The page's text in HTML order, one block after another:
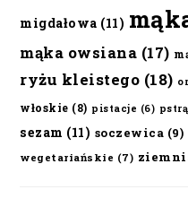
migdałowa (11)
mąka owsiana (17)
ryżu kleistego (18)
włoskie (8) pistacje (6)
sezam (11) soczewica (9)
wegetariańskie (7)